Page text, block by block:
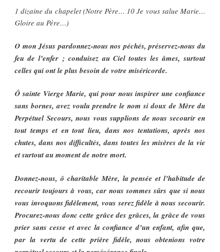
1 dizaine du chapelet (Notre Père… 10 Je vous salue Marie…
Gloire au Père…)
O mon Jésus pardonnez-nous nos péchés, préservez-nous du
feu de l’enfer ; conduisez au Ciel toutes les âmes, surtout
celles qui ont le plus besoin de votre miséricorde.
Ô sainte Vierge Marie, qui pour nous inspirer une confiance
sans bornes, avez voulu prendre le nom si doux de Mère du
Perpétuel Secours, nous vous supplions de nous secourir en
tout temps et en tout lieu, dans nos tentations, après nos
chutes, dans nos difficultés, dans toutes les misères de la vie
et surtout au moment de notre mort.
Donnez-nous, ô charitable Mère, la pensée et l’habitude de
recourir toujours à vous, car nous sommes sûrs que si nous
vous invoquons fidèlement, vous serez fidèle à nous secourir.
Procurez-nous donc cette grâce des grâces, la grâce de vous
prier sans cesse et avec la confiance d’un enfant, afin que,
par la vertu de cette prière fidèle, nous obtenions votre